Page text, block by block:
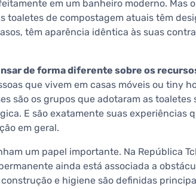
em um banheiro moderno. Mas o
toaletes de compostagem atuais têm
têm aparência idêntica às suas
de forma diferente sobre os
que vivem em casas móveis ou tiny
são os grupos que adotaram as toaletes
E são exatamente suas experiências
em geral.
um papel importante. Na República
ainda está associada a
e higiene são definidas